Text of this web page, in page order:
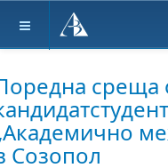
среща
Созопол